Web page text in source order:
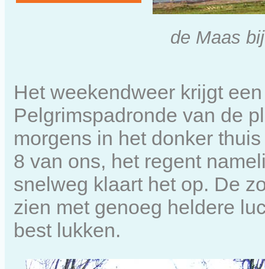
de Maas
Het weekendweer krijgt
Pelgrimspadronde van de
morgens in het donker
8 van ons, het regent
snelweg klaart het op. De
zien met genoeg heldere
best lukken.